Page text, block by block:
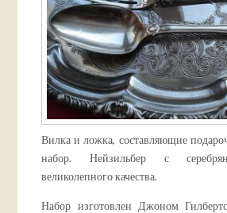
Вилка и ложка, составляющие
набор. Нейзильбер с
великолепного качества.
Набор изготовлен Джоном